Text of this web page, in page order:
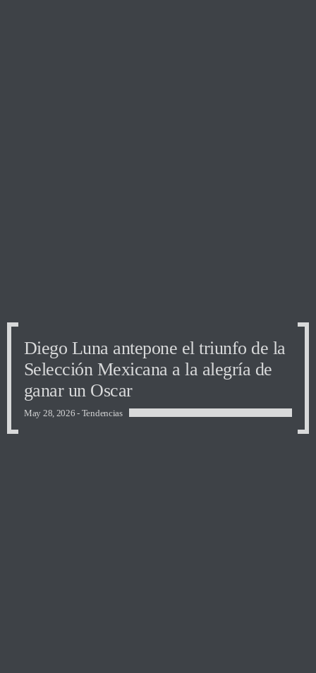
Diego Luna antepone el triunfo de la
Selección Mexicana a la alegría de
ganar un Oscar
May 28, 2026 - Tendencias